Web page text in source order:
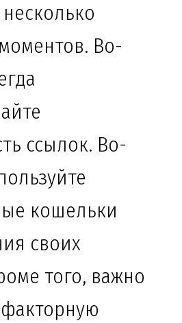
Во-
ссылок. Во-
кошельки
своих
того, важно